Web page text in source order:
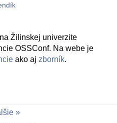
Žilinskej univerzite
OSSConf. Na webe je
ako aj zborník.